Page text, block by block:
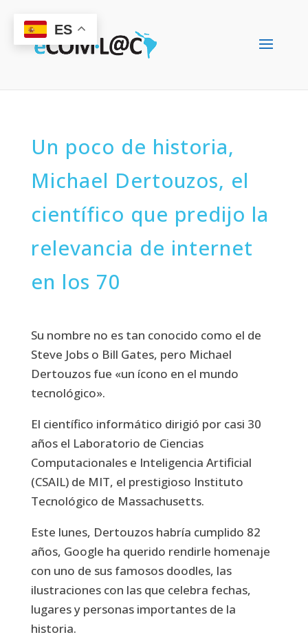
Un poco de historia,
Michael Dertouzos, el
científico que predijo la
relevancia de internet
en los 70
Su nombre no es tan conocido como el de
Steve Jobs o Bill Gates, pero Michael
Dertouzos fue «un ícono en el mundo
tecnológico».
El científico informático dirigió por casi 30
años el Laboratorio de Ciencias
Computacionales e Inteligencia Artificial
(CSAIL) de MIT, el prestigioso Instituto
Tecnológico de Massachusetts.
Este lunes, Dertouzos habría cumplido 82
años, Google ha querido rendirle homenaje
con uno de sus famosos doodles, las
ilustraciones con las que celebra fechas,
lugares y personas importantes de la
historia.
ES